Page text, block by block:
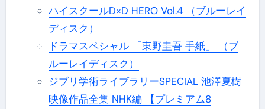
ハイスクールD×D HERO Vol.4 （ブルーレイ
ディスク）
ドラマスペシャル 「東野圭吾 手紙」 （ブ
ルーレイディスク）
ジブリ学術ライブラリーSPECIAL 池澤夏樹
映像作品全集 NHK編 【プレミアム8